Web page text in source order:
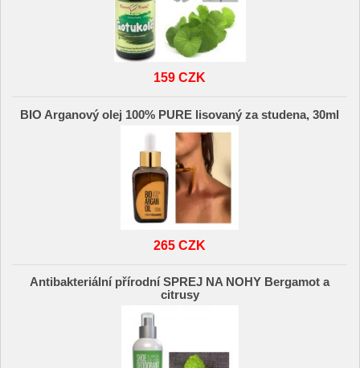
159 CZK
BIO Arganový olej 100% PURE lisovaný za studena, 30ml
265 CZK
Antibakteriální přírodní SPREJ NA NOHY Bergamot a
citrusy